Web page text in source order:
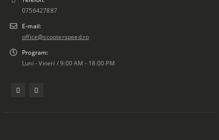
0756427887
E-mail:
office@scooterspeed.ro
Program:
Luni - Vineri / 9:00 AM - 18:00 PM